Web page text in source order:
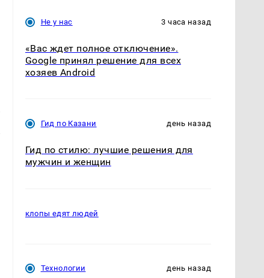
Не у нас 3 часа назад
«Вас ждет полное отключение».
Google принял решение для всех
хозяев Android
Гид по Казани день назад
Гид по стилю: лучшие решения для
мужчин и женщин
клопы едят людей
Технологии день назад